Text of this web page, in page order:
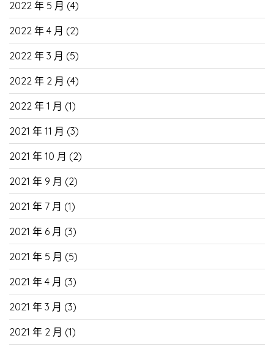
2022 年 5 月 (4)
2022 年 4 月 (2)
2022 年 3 月 (5)
2022 年 2 月 (4)
2022 年 1 月 (1)
2021 年 11 月 (3)
2021 年 10 月 (2)
2021 年 9 月 (2)
2021 年 7 月 (1)
2021 年 6 月 (3)
2021 年 5 月 (5)
2021 年 4 月 (3)
2021 年 3 月 (3)
2021 年 2 月 (1)